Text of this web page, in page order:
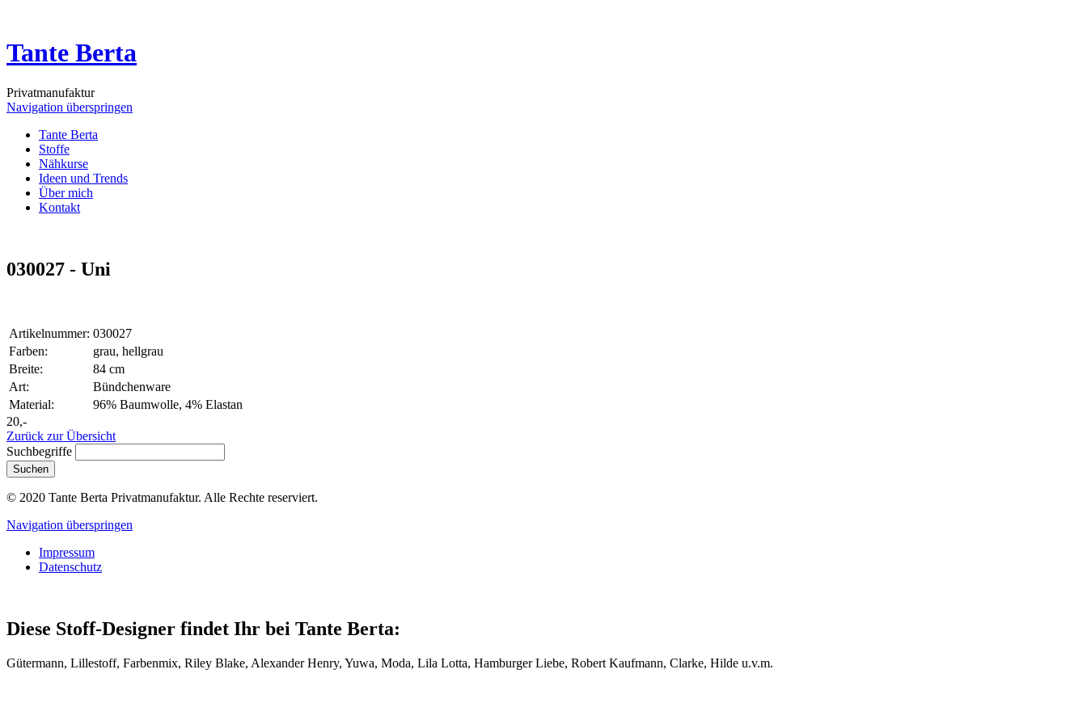
Tante Berta
Privatmanufaktur
Navigation überspringen
Tante Berta
Stoffe
Nähkurse
Ideen und Trends
Über mich
Kontakt
030027 - Uni
Artikelnummer: 030027
Farben:
grau, hellgrau
Breite:
84 cm
Art:
Bündchenware
Material:
96% Baumwolle, 4% Elastan
20,-
Zurück zur Übersicht
Suchbegriffe
Suchen
© 2020 Tante Berta Privatmanufaktur. Alle Rechte reserviert.
Navigation überspringen
Impressum
Datenschutz
Diese Stoff-Designer findet Ihr bei Tante Berta:
Gütermann, Lillestoff, Farbenmix, Riley Blake, Alexander Henry, Yuwa, Moda, Lila Lotta, Hamburger Liebe, Robert Kaufmann, Clarke, Hilde u.v.m.